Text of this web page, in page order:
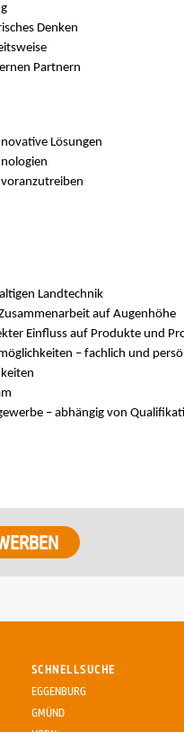
Denken
Partnern
Lösungen
Landtechnik
auf Augenhöhe
Einfluss auf Produkte und
– fachlich und
– abhängig von
SCHNELLSUCHE
EGGENBURG
GMÜND